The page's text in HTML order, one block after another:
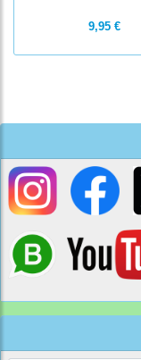
9,95 €